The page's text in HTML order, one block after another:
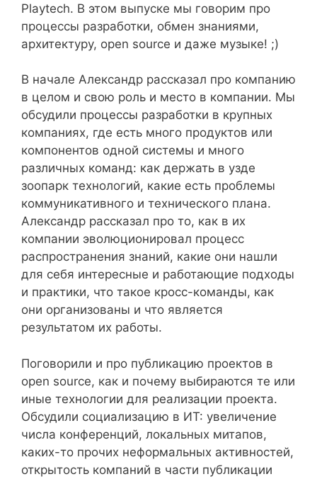
Playtech. В этом выпуске мы говорим про
процессы разработки, обмен знаниями,
архитектуру, open source и даже музыке! ;)
В начале Александр рассказал про компанию
в целом и свою роль и место в компании. Мы
обсудили процессы разработки в крупных
компаниях, где есть много продуктов или
компонентов одной системы и много
различных команд: как держать в узде
зоопарк технологий, какие есть проблемы
коммуникативного и технического плана.
Александр рассказал про то, как в их
компании эволюционировал процесс
распространения знаний, какие они нашли
для себя интересные и работающие подходы
и практики, что такое кросс-команды, как
они организованы и что является
результатом их работы.
Поговорили и про публикацию проектов в
open source, как и почему выбираются те или
иные технологии для реализации проекта.
Обсудили социализацию в ИТ: увеличение
числа конференций, локальных митапов,
каких-то прочих неформальных активностей,
открытость компаний в части публикации